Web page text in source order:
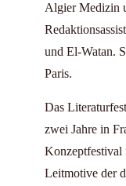
Algier Medizin
und El-Watan.
Paris.
Das
zwei Jahre in
Konzeptfestival
Leitmotive der